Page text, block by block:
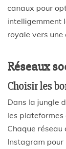
canaux pour
intelligemment
royale vers
Réseaux
Choisir les
Dans la jungle
les
Chaque réseau
Instagram pour